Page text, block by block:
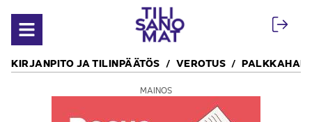
Avaa valikko
KIRJANPITO JA TILINPÄÄTÖS VEROTUS
MAINOS